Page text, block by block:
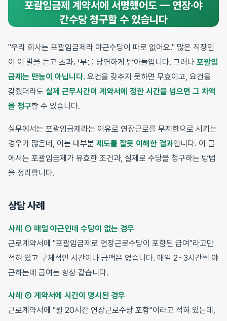
포괄임금제 계약서에 서명했어도 — 연장·야
간수당 청구할 수 있습니다
"우리 회사는 포괄임금제라 야근수당이 따로 없어요." 많은 직장인
이 이 말을 듣고 초과근무를 당연하게 받아들입니다. 그러나 포괄임
금제는 만능이 아닙니다. 요건을 갖추지 못하면 무효이고, 요건을
갖췄더라도 실제 근무시간이 계약서에 정한 시간을 넘으면 그 차액
을 청구할 수 있습니다.
실무에서는 포괄임금제라는 이유로 연장근로를 무제한으로 시키는
경우가 많은데, 이는 대부분 제도를 잘못 이해한 결과입니다. 이 글
에서는 포괄임금제가 유효한 조건과, 실제로 수당을 청구하는 방법
을 정리합니다.
상담 사례
사례 ① 매일 야근인데 수당이 없는 경우
근로계약서에 "포괄임금제로 연장근로수당이 포함된 급여"라고만
적혀 있고 구체적인 시간이나 금액은 없습니다. 매일 2~3시간씩 야
근하는데 급여는 항상 같습니다.
사례 ② 계약서에 시간이 명시된 경우
근로계약서에 "월 20시간 연장근로수당 포함"이라고 적혀 있는데,